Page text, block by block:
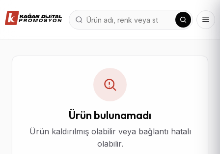
Ürün bulunamadı
Ürün kaldırılmış olabilir veya bağlantı hatalı
olabilir.